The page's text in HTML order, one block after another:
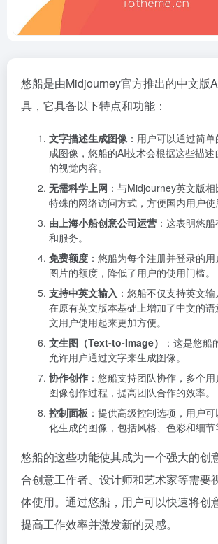
悠船是由Midjourney官方推出的中文版
具，它具备以下特点和功能：
文字描述生成图像 ：用户可以通过简
成图像，悠船的AI技术会根据这些描
的视觉内容。
无需科学上网 ：与Midjourney英文版
特殊的网络访问方式，方便国内用户使
由上海小船创意公司运营 ：这表明悠
和服务。
免费额度 ：悠船为每个注册并登录的
图片的额度，降低了用户的使用门槛。
支持中英文输入 ：悠船不仅支持英文
在原有英文版本基础上增加了中文的
文用户使用起来更加方便。
文生图（Text-to-Image）
：这是悠船
允许用户通过文字来生成图像。
协作创作 ：悠船支持团队协作，多个
图像创作过程，提高团队合作的效率。
控制面板 ：提供高级控制选项，用户
化生成的图像，包括风格、色彩和细节
悠船的这些功能使其成为一个强大的创
合创意工作者、设计师和艺术家等需要
体使用。通过悠船，用户可以快速将创
提高工作效率并激发新的灵感。